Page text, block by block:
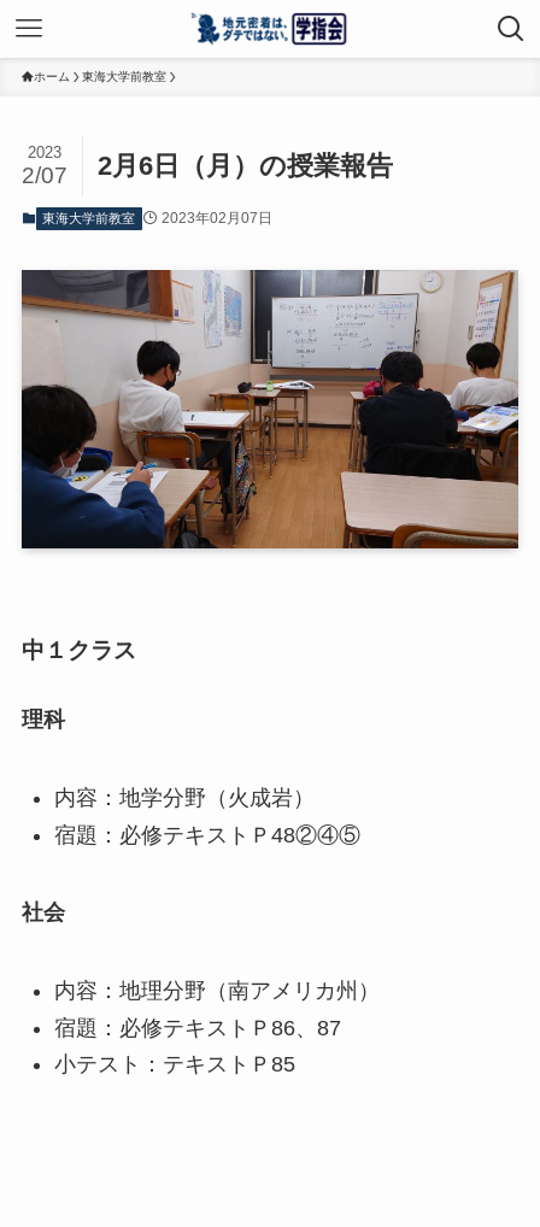
ホーム 東海大学前教室
2月6日（月）の授業報告
2023
2/07
東海大学前教室 2023年02月07日
中１クラス
理科
内容：地学分野（火成岩）
宿題：必修テキストＰ48②④⑤
社会
内容：地理分野（南アメリカ州）
宿題：必修テキストＰ86、87
小テスト：テキストＰ85